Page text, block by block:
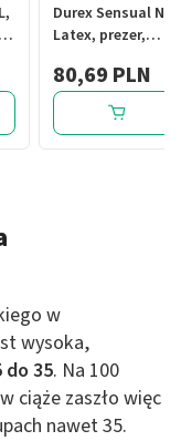
Durex Sensual No
Latex, prezer,
80,69 PLN
w
wysoka,
35. Na 100
ciąże zaszło więc
nawet 35.